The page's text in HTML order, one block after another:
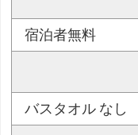
宿泊者無料
バスタオル なし